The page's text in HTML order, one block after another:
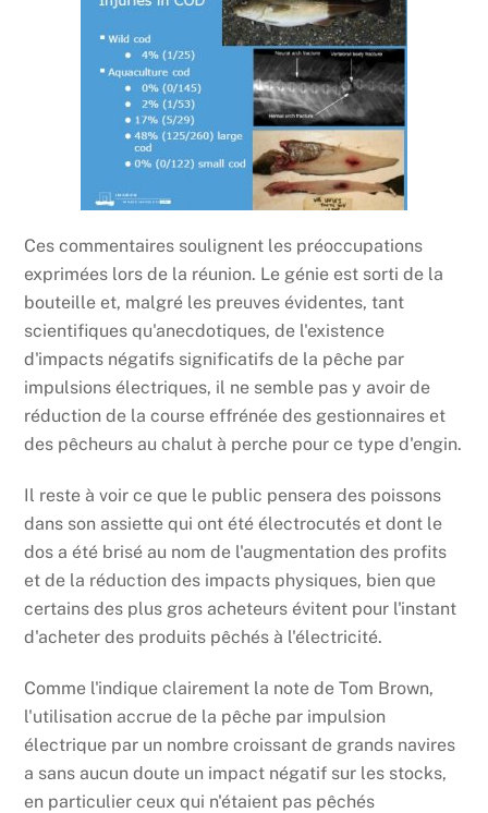
Ces commentaires soulignent les préoccupations
exprimées lors de la réunion. Le génie est sorti de la
bouteille et, malgré les preuves évidentes, tant
scientifiques qu'anecdotiques, de l'existence
d'impacts négatifs significatifs de la pêche par
impulsions électriques, il ne semble pas y avoir de
réduction de la course effrénée des gestionnaires et
des pêcheurs au chalut à perche pour ce type d'engin.
Il reste à voir ce que le public pensera des poissons
dans son assiette qui ont été électrocutés et dont le
dos a été brisé au nom de l'augmentation des profits
et de la réduction des impacts physiques, bien que
certains des plus gros acheteurs évitent pour l'instant
d'acheter des produits pêchés à l'électricité.
Comme l'indique clairement la note de Tom Brown,
l'utilisation accrue de la pêche par impulsion
électrique par un nombre croissant de grands navires
a sans aucun doute un impact négatif sur les stocks,
en particulier ceux qui n'étaient pas pêchés